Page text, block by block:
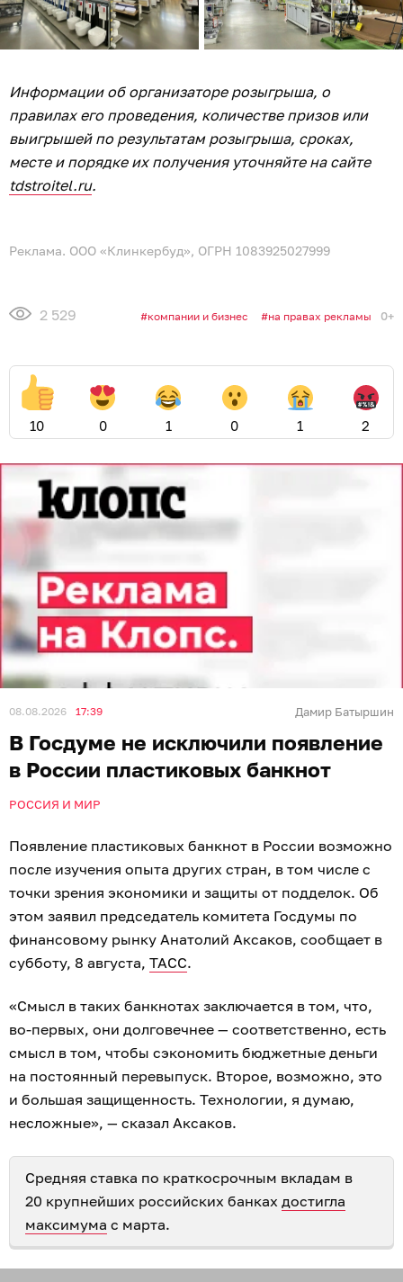
Информации об организаторе розыгрыша, о
правилах его проведения, количестве призов или
выигрышей по результатам розыгрыша, сроках,
месте и порядке их получения уточняйте на сайте
tdstroitel.ru.
Реклама. ООО «Клинкербуд», ОГРН 1083925027999
2 529 компании и бизнес на правах рекламы 0+
10 0 1 0 1 2
08.08.2026 17:39 Дамир Батыршин
В Госдуме не исключили появление
в России пластиковых банкнот
РОССИЯ И МИР
Появление пластиковых банкнот в России возможно
после изучения опыта других стран, в том числе с
точки зрения экономики и защиты от подделок. Об
этом заявил председатель комитета Госдумы по
финансовому рынку Анатолий Аксаков, сообщает в
субботу, 8 августа, ТАСС.
«Смысл в таких банкнотах заключается в том, что,
во-первых, они долговечнее — соответственно, есть
смысл в том, чтобы сэкономить бюджетные деньги
на постоянный перевыпуск. Второе, возможно, это
и большая защищенность. Технологии, я думаю,
несложные», — сказал Аксаков.
Средняя ставка по краткосрочным вкладам в
20 крупнейших российских банках достигла
максимума с марта.